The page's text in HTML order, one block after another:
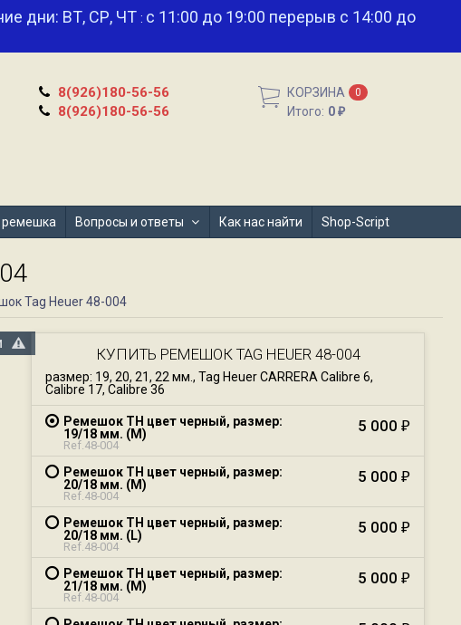
дни: ВТ, СР, ЧТ : с 11:00 до 19:00 перерыв с 14:00 до
8(926)180-56-56
8(926)180-56-56
КОРЗИНА 0
Итого: 0₽
ремешка Вопросы и ответы Как нас найти Shop-Script
Tag Heuer 48-004
КУПИТЬ РЕМЕШОК TAG HEUER 48-004
размер: 19, 20, 21, 22 мм., Tag Heuer CARRERA Calibre 6,
Calibre 17, Calibre 36
Ремешок TH цвет черный, размер:
19/18 мм. (М)
Ref.48-004
5 000 ₽
Ремешок TH цвет черный, размер:
20/18 мм. (М)
Ref.48-004
5 000 ₽
Ремешок TH цвет черный, размер:
20/18 мм. (L)
Ref.48-004
5 000 ₽
Ремешок TH цвет черный, размер:
21/18 мм. (М)
Ref.48-004
5 000 ₽